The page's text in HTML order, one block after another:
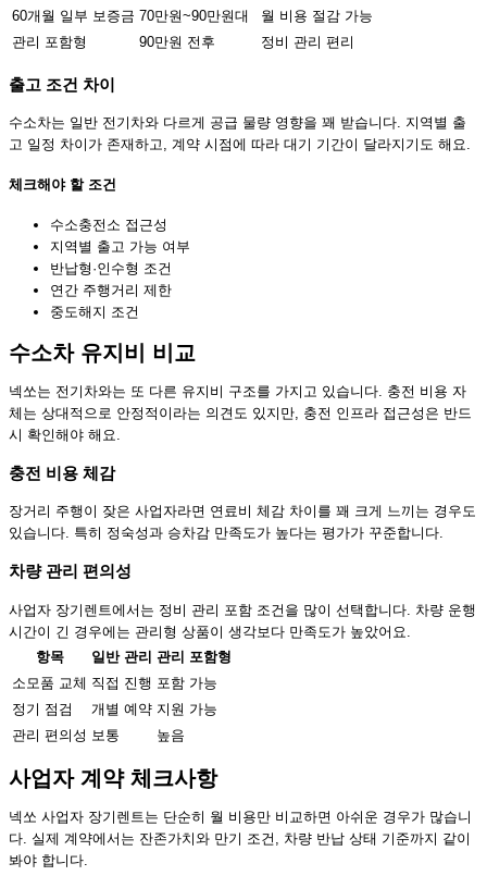
60개월 일부 보증금 70만원~90만원대
월 비용 절감 가능
관리 포함형
90만원 전후 정비 관리 편리
출고 조건 차이
수소차는 일반 전기차와 다르게 공급 물량 영향을 꽤 받습니다. 지역별 출
고 일정 차이가 존재하고, 계약 시점에 따라 대기 기간이 달라지기도 해요.
체크해야 할 조건
수소충전소 접근성
지역별 출고 가능 여부
반납형·인수형 조건
연간 주행거리 제한
중도해지 조건
수소차 유지비 비교
넥쏘는 전기차와는 또 다른 유지비 구조를 가지고 있습니다. 충전 비용 자
체는 상대적으로 안정적이라는 의견도 있지만, 충전 인프라 접근성은 반드
시 확인해야 해요.
충전 비용 체감
장거리 주행이 잦은 사업자라면 연료비 체감 차이를 꽤 크게 느끼는 경우도
있습니다. 특히 정숙성과 승차감 만족도가 높다는 평가가 꾸준합니다.
차량 관리 편의성
사업자 장기렌트에서는 정비 관리 포함 조건을 많이 선택합니다. 차량 운행
시간이 긴 경우에는 관리형 상품이 생각보다 만족도가 높았어요.
항목
일반 관리 관리 포함형
소모품 교체 직접 진행 포함 가능
정기 점검
개별 예약 지원 가능
관리 편의성 보통 높음
사업자 계약 체크사항
넥쏘 사업자 장기렌트는 단순히 월 비용만 비교하면 아쉬운 경우가 많습니
다. 실제 계약에서는 잔존가치와 만기 조건, 차량 반납 상태 기준까지 같이
봐야 합니다.